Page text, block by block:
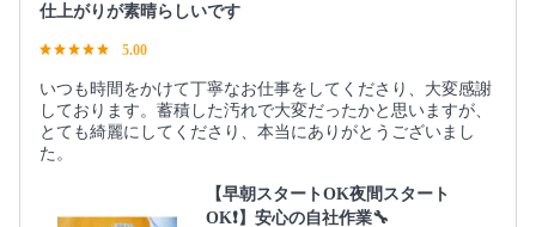
仕上がりが素晴らしいです
5.00
いつも時間をかけて丁寧なお仕事をしてくださり、大変感謝
しております。蓄積した汚れで大変だったかと思いますが、
とても綺麗にしてくださり、本当にありがとうございまし
た。
【早朝スタートOK夜間スタート
OK❗️】安心の自社作業🔧